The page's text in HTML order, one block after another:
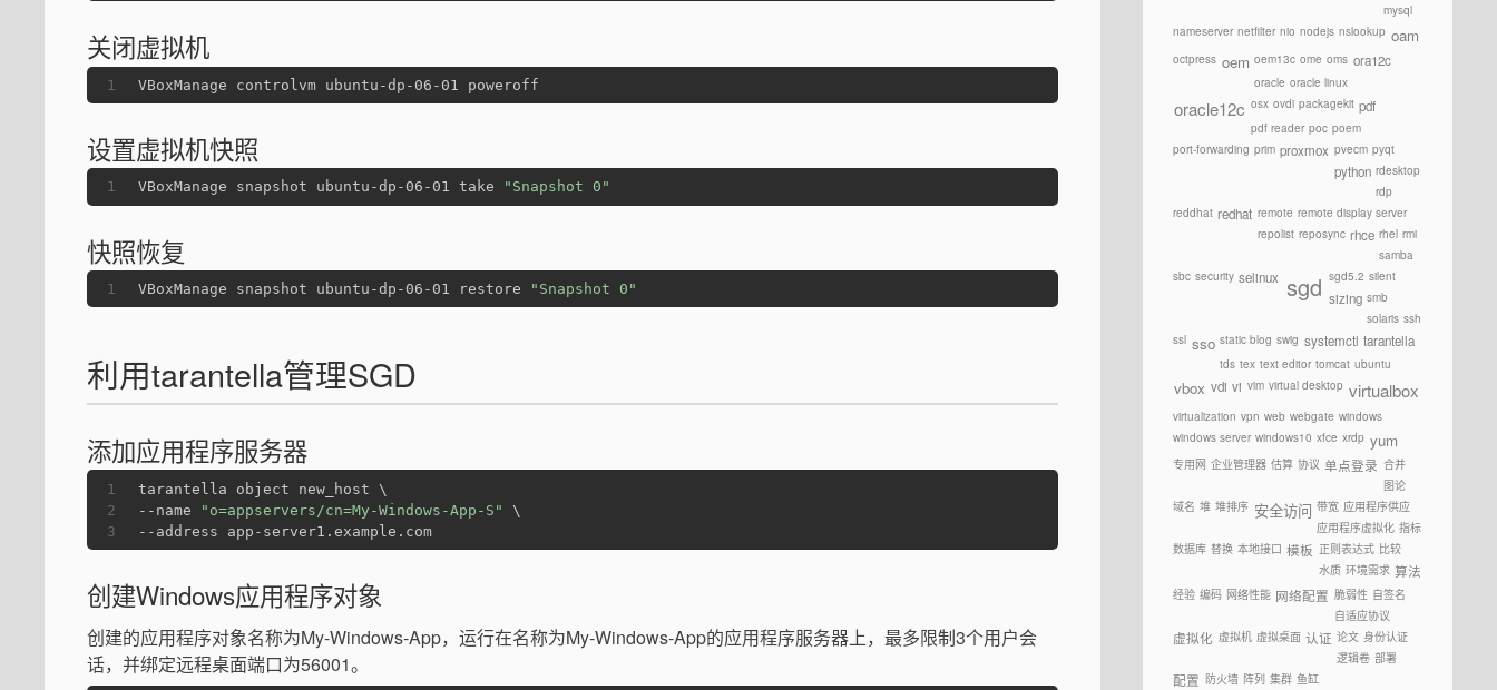
关闭虚拟机
1 VBoxManage controlvm ubuntu-dp-06-01 poweroff
设置虚拟机快照
1 VBoxManage snapshot ubuntu-dp-06-01 take "Snapshot 0"
快照恢复
1 VBoxManage snapshot ubuntu-dp-06-01 restore "Snapshot 0"
利用tarantella管理SGD
添加应用程序服务器
1
2
3
tarantella object new_host \
--name
"o=appservers/cn=My-Windows-App-S"
\
--address app-server1.example.com
创建Windows应用程序对象
创建的应用程序对象名称为My-Windows-App，运行在名称为My-Windows-App的应用程序服务器上，最多限制3个用户会
话，并绑定远程桌面端口为56001。
mysql
nameserver netfilter nio nodejs nslookup oam
octpress oem oem13c ome oms ora12c
oracle oracle linux
oracle12c osx ovdi packagekit pdf
pdf reader poc poem
port-forwarding prim proxmox pvecm pyqt
python rdesktop
rdp
reddhat redhat remote remote display server
repolist reposync rhce rhel rmi
samba
sbc security selinux sgd sgd5.2 silent
sizing smb
solaris ssh
ssl sso static blog swig systemctl tarantella
tds tex text editor tomcat ubuntu
vbox vdi vi vim virtual desktop virtualbox
virtualization vpn web webgate windows
windows server windows10 xfce xrdp yum
专用网 企业管理器 估算 协议 单点登录 合并
图论
域名 堆 堆排序 安全访问 带宽 应用程序供应
应用程序虚拟化 指标
数据库 替换 本地接口 模板 正则表达式 比较
水质 环境需求 算法
经验 编码 网络性能 网络配置 脆弱性 自签名
自适应协议
虚拟化 虚拟机 虚拟桌面 认证 论文 身份认证
逻辑卷 部署
配置 防火墙 阵列 集群 鱼缸